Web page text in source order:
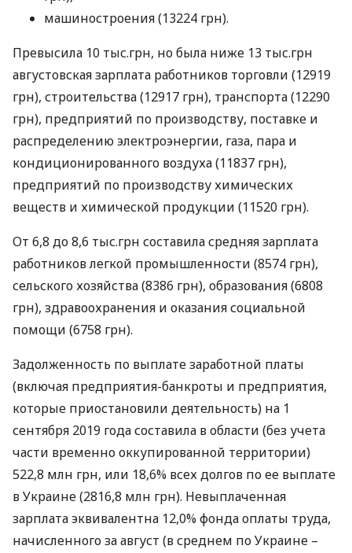
машиностроения (13224 грн).
Превысила 10 тыс.грн, но была ниже 13 тыс.грн
августовская зарплата работников торговли (12919
грн), строительства (12917 грн), транспорта (12290
грн), предприятий по производству, поставке и
распределению электроэнергии, газа, пара и
кондиционированного воздуха (11837 грн),
предприятий по производству химических
веществ и химической продукции (11520 грн).
От 6,8 до 8,6 тыс.грн составила средняя зарплата
работников легкой промышленности (8574 грн),
сельского хозяйства (8386 грн), образования (6808
грн), здравоохранения и оказания социальной
помощи (6758 грн).
Задолженность по выплате заработной платы
(включая предприятия-банкроты и предприятия,
которые приостановили деятельность) на 1
сентября 2019 года составила в области (без учета
части временно оккупированной территории)
522,8 млн грн, или 18,6% всех долгов по ее выплате
в Украине (2816,8 млн грн). Невыплаченная
зарплата эквивалентна 12,0% фонда оплаты труда,
начисленного за август (в среднем по Украине –